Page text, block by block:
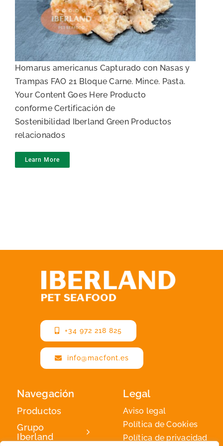
Carne de bogavante
Homarus americanus Capturado con Nasas y
Trampas FAO 21 Bloque Carne. Mince. Pasta.
Your Content Goes Here Producto
conforme Certificación de
Sostenibilidad Iberland Green Productos
relacionados
Learn More
+34 972 218 825
info@macfont.es
Navegación
Productos
Grupo
Iberland
Legal
Aviso legal
Política de Cookies
Política de privacidad